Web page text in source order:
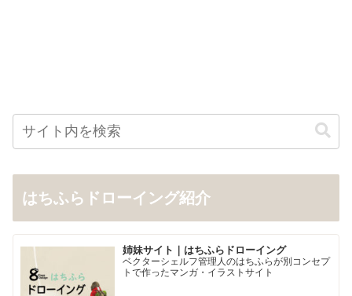
はちふらドローイング紹介
姉妹サイト｜はちふらドローイング
ベクターシェルフ管理人のはちふらが別コンセプ
トで作ったマンガ・イラストサイト